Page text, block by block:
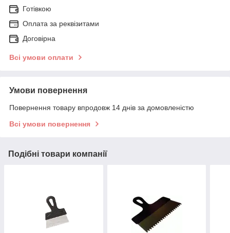
Готівкою
Оплата за реквізитами
Договірна
Всі умови оплати
Умови повернення
Повернення товару впродовж 14 днів за домовленістю
Всі умови повернення
Подібні товари компанії